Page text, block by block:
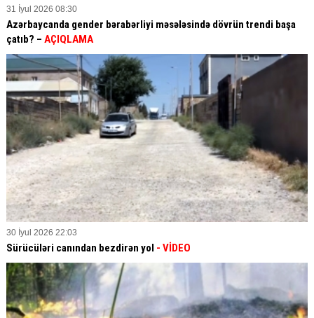
31 İyul 2026 08:30
Azərbaycanda gender bərabərliyi məsələsində dövrün trendi başa
çatıb? – AÇIQLAMA
30 İyul 2026 22:03
Sürücüləri canından bezdirən yol - VİDEO